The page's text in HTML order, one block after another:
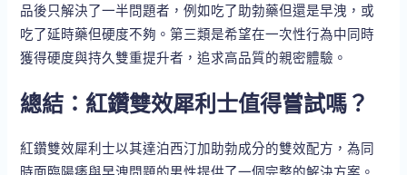
品後只解決了一半問題者，例如吃了助勃藥但還是早洩，或
吃了延時藥但硬度不夠。第三類是希望在一次性行為中同時
獲得硬度與持久雙重提升者，追求高品質的親密體驗。
總結：紅鑽雙效犀利士值得嘗試嗎？
紅鑽雙效犀利士以其達泊西汀加助勃成分的雙效配方，為同